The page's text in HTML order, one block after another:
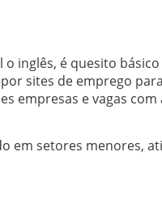
inglês, é quesito básico
sites de emprego para
empresas e vagas com
em setores menores,